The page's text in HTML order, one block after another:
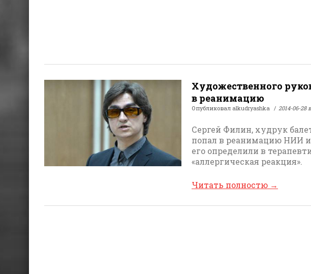
Художественного
в реанимацию
Опубликовал alkudryashka 2014-06-28
Сергей Филин, худрук
попал в реанимацию НИИ
его определили в
«аллергическая реакция».
Читать полностю →